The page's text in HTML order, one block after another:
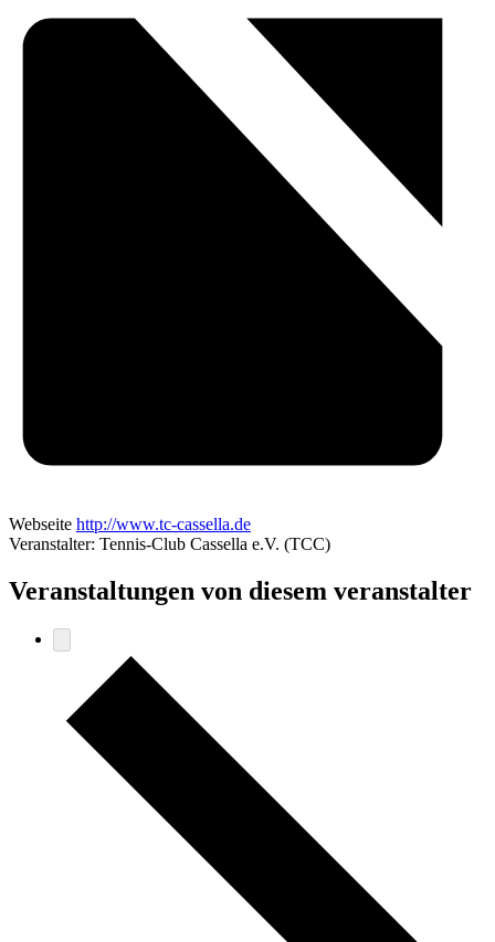
Webseite http://www.tc-cassella.de
Veranstalter: Tennis-Club Cassella e.V. (TCC)
Veranstaltungen von diesem veranstalter